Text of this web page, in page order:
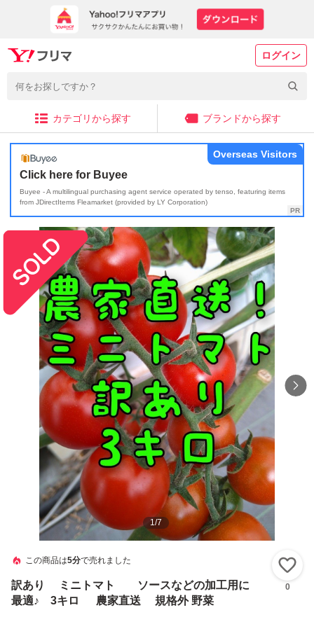
ログイン
カテゴリから探す ブランドから探す
Click here for Buyee
Buyee - A multilingual purchasing agent service operated by tenso, featuring items
from JDirectItems Fleamarket (provided by LY Corporation)
Overseas Visitors
1/7
この商品は5分で売れました
訳あり ミニトマト ソースなどの加工用に
最適♪ 3キロ 農家直送 規格外 野菜
0